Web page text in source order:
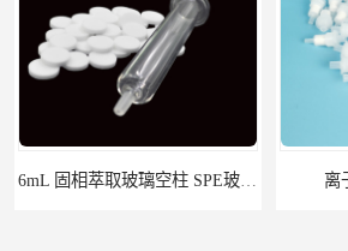
6mL 固相萃取玻璃空柱 SPE玻璃空柱 离子色谱